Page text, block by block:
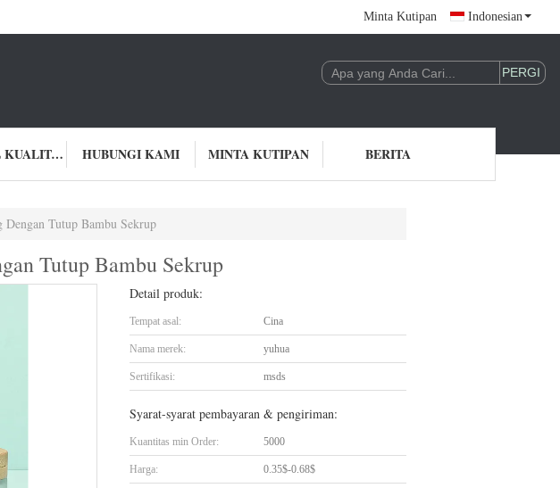
Minta Kutipan Indonesian
KONTROL KUALITAS HUBUNGI KAMI MINTA KUTIPAN BERITA
Tutup Bambu Sekrup
Tutup Bambu Sekrup
Detail produk:
Tempat asal: Cina
Nama merek: yuhua
Sertifikasi: msds
Syarat-syarat pembayaran & pengiriman:
Kuantitas min Order: 5000
Harga: 0.35$-0.68$